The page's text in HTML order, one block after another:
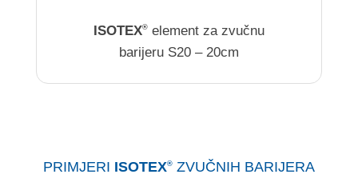
ISOTEX®element za zvučnu
barijeru S20 – 20cm
PRIMJERI ISOTEX®ZVUČNIH BARIJERA